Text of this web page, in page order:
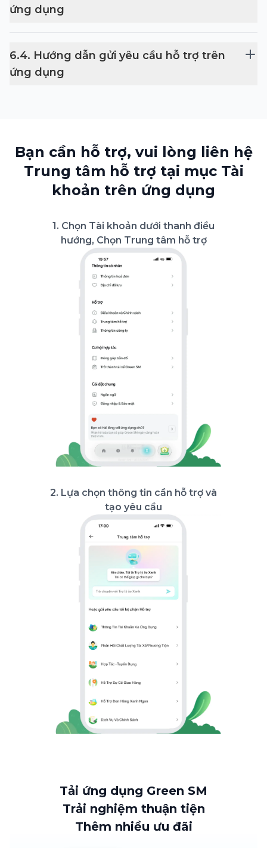
ứng dụng
6.4. Hướng dẫn gửi yêu cầu hỗ trợ trên
ứng dụng
Bạn cần hỗ trợ, vui lòng liên hệ
Trung tâm hỗ trợ tại mục Tài
khoản trên ứng dụng
1. Chọn Tài khoản dưới thanh điều
hướng, Chọn Trung tâm hỗ trợ
2. Lựa chọn thông tin cần hỗ trợ và
tạo yêu cầu
Tải ứng dụng Green SM
Trải nghiệm thuận tiện
Thêm nhiều ưu đãi